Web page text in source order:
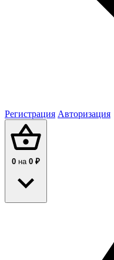
Регистрация Авторизация
0 на 0 ₽